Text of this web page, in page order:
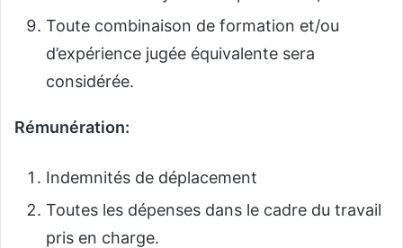
Toute combinaison de formation et/ou
d’expérience jugée équivalente sera
considérée.
Rémunération:
Indemnités de déplacement
Toutes les dépenses dans le cadre du travail
pris en charge.